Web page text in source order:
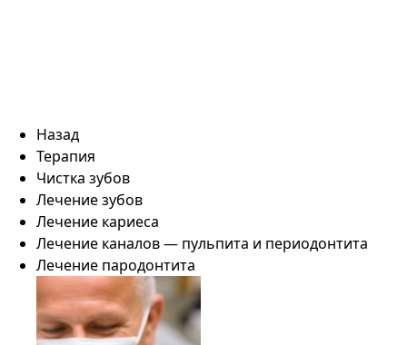
Назад
Терапия
Чистка зубов
Лечение зубов
Лечение кариеса
Лечение каналов — пульпита и периодонтита
Лечение пародонтита